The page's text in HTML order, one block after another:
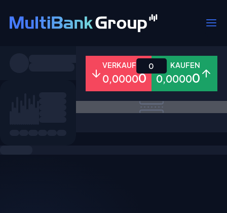
Alle Forex Metalle Aktien
VERKAUFEN
0,00000
KAUFEN
0,00000
0